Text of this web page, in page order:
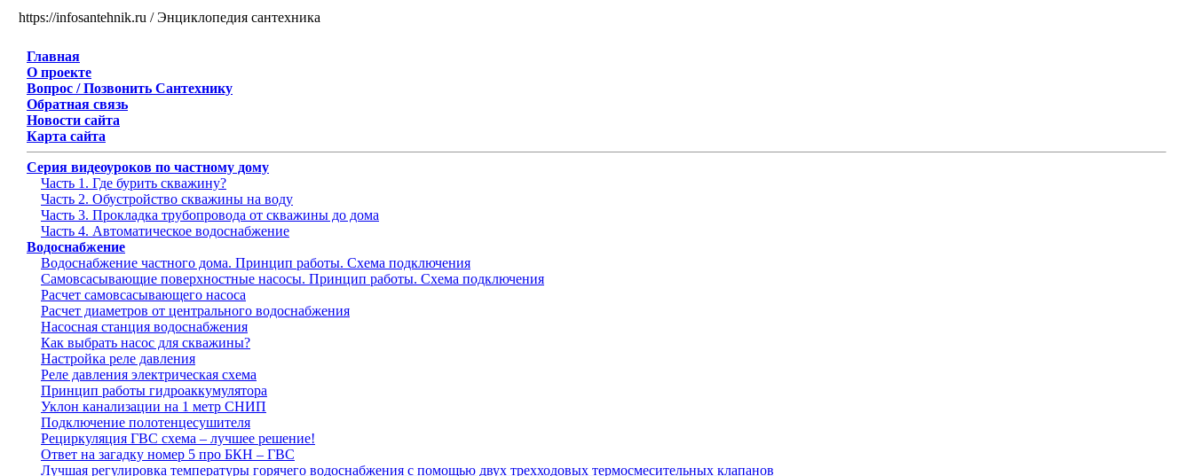
https://infosantehnik.ru / Энциклопедия сантехника
Главная
О проекте
Вопрос / Позвонить Сантехнику
Обратная связь
Новости сайта
Карта сайта
Серия видеоуроков по частному дому
Часть 1. Где бурить скважину?
Часть 2. Обустройство скважины на воду
Часть 3. Прокладка трубопровода от скважины до дома
Часть 4. Автоматическое водоснабжение
Водоснабжение
Водоснабжение частного дома. Принцип работы. Схема подключения
Самовсасывающие поверхностные насосы. Принцип работы. Схема подключения
Расчет самовсасывающего насоса
Расчет диаметров от центрального водоснабжения
Насосная станция водоснабжения
Как выбрать насос для скважины?
Настройка реле давления
Реле давления электрическая схема
Принцип работы гидроаккумулятора
Уклон канализации на 1 метр СНИП
Подключение полотенцесушителя
Рециркуляция ГВС схема – лучшее решение!
Ответ на загадку номер 5 про БКН – ГВС
Лучшая регулировка температуры горячего водоснабжения с помощью двух трехходовых термосмесительных клапанов